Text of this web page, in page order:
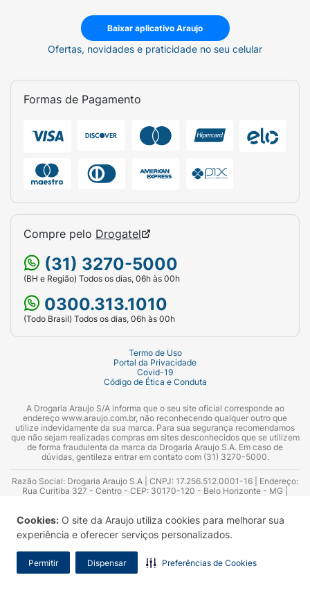
Cookies: O site da Araujo utiliza cookies para melhorar sua
experiência e oferecer serviços personalizados.
Permitir Dispensar Preferências de Cookies
Baixar aplicativo Araujo
Ofertas, novidades e praticidade no seu celular
Formas de Pagamento
Compre pelo Drogatel
(31) 3270-5000
(BH e Região) Todos os dias, 06h às 00h
0300.313.1010
(Todo Brasil) Todos os dias, 06h às 00h
Termo de Uso
Portal da Privacidade
Covid-19
Código de Ética e Conduta
A Drogaria Araujo S/A informa que o seu site oficial corresponde ao
endereço www.araujo.com.br, não reconhecendo qualquer outro que
utilize indevidamente da sua marca. Para sua segurança recomendamos
que não sejam realizadas compras em sites desconhecidos que se utilizem
de forma fraudulenta da marca da Drogaria Araujo S.A. Em caso de
dúvidas, gentileza entrar em contato com (31) 3270-5000.
Razão Social: Drogaria Araujo S.A | CNPJ: 17.256.512.0001-16 | Endereço:
Rua Curitiba 327 - Centro - CEP: 30170-120 - Belo Horizonte - MG |
Azevedo Guimarães – CRF 10.965 | Yasmin Silva Alvarenga – CRF 52.584 -
Consultor substituto: Thiago Aguiar Pinheiro - CRF Nº 13.748. Alvará
Sanitário: 2025020713 | Autorização de Funcionamento da Empresa (AFE):